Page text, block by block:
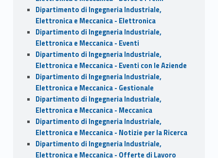
Dipartimento di Ingegneria Industriale,
Elettronica e Meccanica - Elettronica
Dipartimento di Ingegneria Industriale,
Elettronica e Meccanica - Eventi
Dipartimento di Ingegneria Industriale,
Elettronica e Meccanica - Eventi con le Aziende
Dipartimento di Ingegneria Industriale,
Elettronica e Meccanica - Gestionale
Dipartimento di Ingegneria Industriale,
Elettronica e Meccanica - Meccanica
Dipartimento di Ingegneria Industriale,
Elettronica e Meccanica - Notizie per la Ricerca
Dipartimento di Ingegneria Industriale,
Elettronica e Meccanica - Offerte di Lavoro